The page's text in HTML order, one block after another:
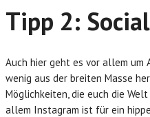
Tipp 2:
Auch hier geht es vor allem um
wenig aus der breiten Masse
Möglichkeiten, die euch die
allem Instagram ist für ein